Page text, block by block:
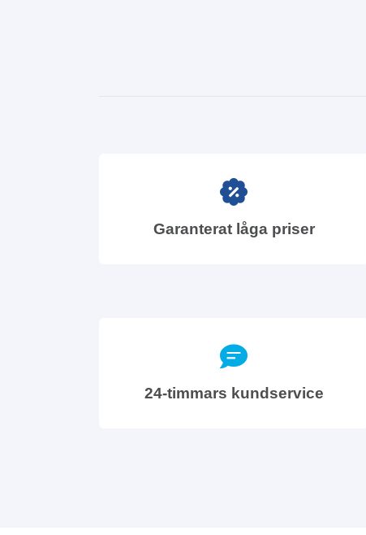
Garanterat låga priser
24-timmars kundservice